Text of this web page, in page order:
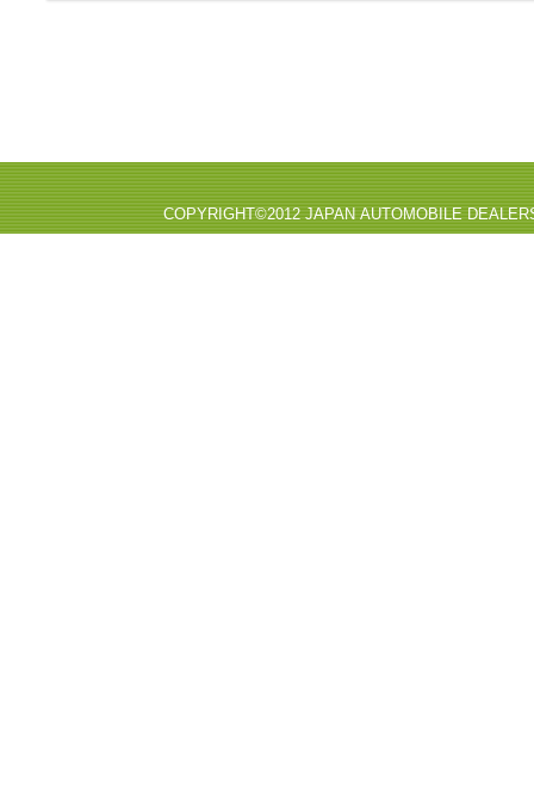
COPYRIGHT©2012 JAPAN AUTOMOBILE